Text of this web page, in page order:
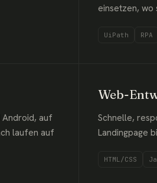
einsetzen, wo
UiPath RPA
auf
laufen auf
Web-
Schnelle,
Landingpage
HTML/CSS